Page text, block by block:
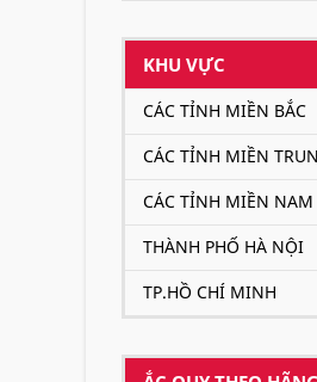
KHU VỰC
CÁC TỈNH MIỀN BẮC
CÁC TỈNH MIỀN
CÁC TỈNH MIỀN NAM
THÀNH PHỐ HÀ NỘI
TP.HỒ CHÍ MINH